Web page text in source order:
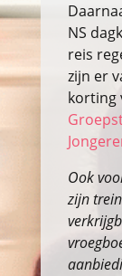
NS
reis
zijn er
korting
Ook
zijn